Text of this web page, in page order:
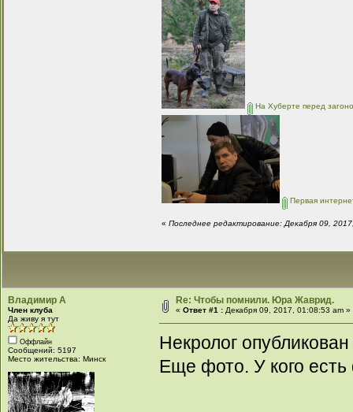
На Хуберте перед
Первая
«Последнее редактирование: Декабря 09,
Владимир А
Член клуба
Да живу я тут
Оффлайн
Сообщений: 5197
Место жительства: Минск
Re: Чтобы помнили. Юра Жаврид.
«Ответ #1 : Декабря 09, 2017, 01:08:53 am »
Некролог
Еще фото. У кого